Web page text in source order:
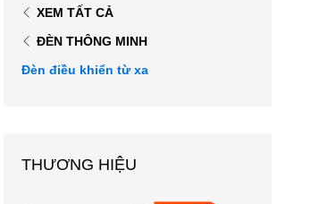
XEM TẤT CẢ
ĐÈN THÔNG MINH
Đèn điều khiển từ xa
THƯƠNG HIỆU